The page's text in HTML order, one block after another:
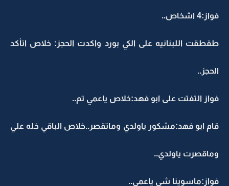
فواز:4 اشخاص..
طقطقت اللبنانيه على الكي بورد واكدت الحجز: خلاص اتأكد
الحجز..
فواز التفتت على ابو فهد:خلاص ياعمي تم..
قام ابو فهد:مشكور ياولدي وماتقصر..خلاص الباقي خله علي
وماقصرت ياولدي..
فواز:ماسوينا شي ياعمي..